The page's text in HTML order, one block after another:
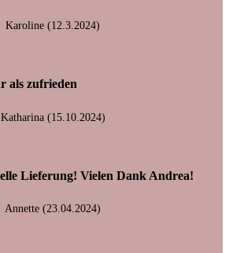
Karoline (12.3.2024)
als zufrieden
Katharina (15.10.2024)
Lieferung! Vielen Dank Andrea!
Annette (23.04.2024)